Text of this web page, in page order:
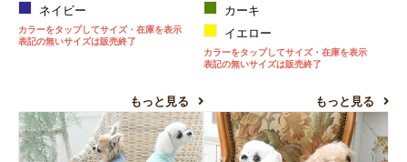
ネイビー
カラーをタップしてサイズ・在庫を表示
表記の無いサイズは販売終了
もっと見る
カーキ
イエロー
カラーをタップしてサイズ・在庫を表示
表記の無いサイズは販売終了
もっと見る